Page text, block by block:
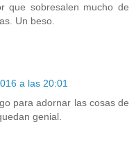
que sobresalen mucho de
Un beso.
a las 20:01
para adornar las cosas de
genial.